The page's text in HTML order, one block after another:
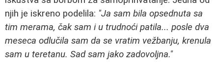
njih je iskreno podelila: "Ja sam bila opsednuta sa
tim merama, čak sam i u trudnoći patila... posle dva
meseca odlučila sam da se vratim vežbanju, krenula
sam u teretanu. Sad sam jako zadovoljna."